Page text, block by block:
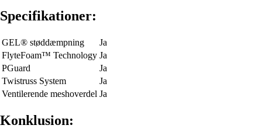
Specifikationer:
GEL® støddæmpning
Ja
FlyteFoam™ Technology Ja
PGuard
Ja
Twistruss System
Ja
Ventilerende meshoverdel Ja
Konklusion: